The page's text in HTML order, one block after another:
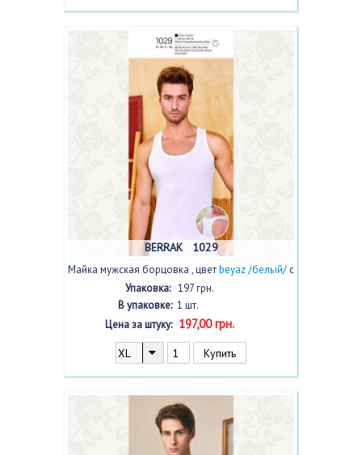
BERRAK 1029
Майка мужская борцовка , цветbeyaz /белый/ с
фото
Упаковка: 197 грн.
В упаковке:1 шт.
Цена за штуку:197,00 грн.